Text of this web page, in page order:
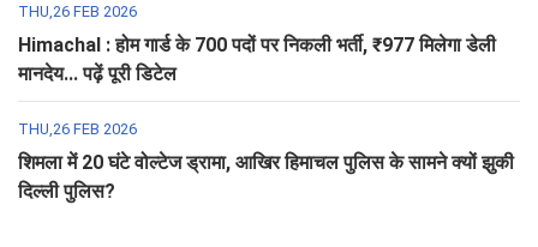
THU,26 FEB 2026
Himachal : होम गार्ड के 700 पदों पर निकली भर्ती, ₹977 मिलेगा डेली
मानदेय... पढ़ें पूरी डिटेल
THU,26 FEB 2026
शिमला में 20 घंटे वोल्टेज ड्रामा, आखिर हिमाचल पुलिस के सामने क्यों झुकी
दिल्ली पुलिस?